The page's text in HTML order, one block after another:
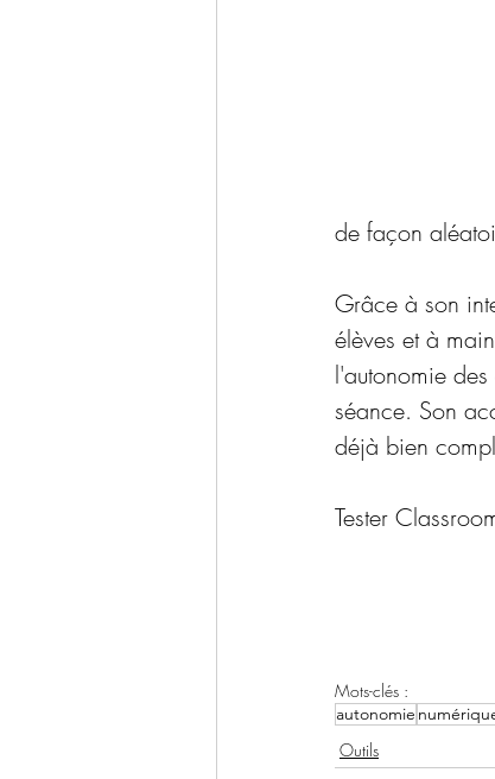
de façon
Grâce à son
élèves et à
l'autonomie
séance. Son
déjà bien
Tester
Mots-clés :
autonomie
Outils